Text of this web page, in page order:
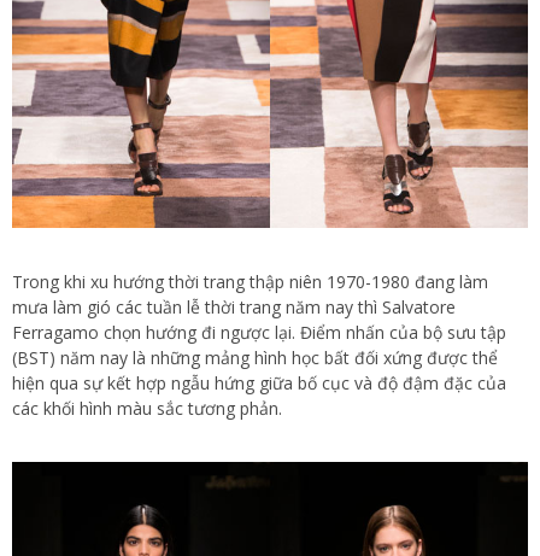
Trong khi xu hướng thời trang thập niên 1970-1980 đang làm
mưa làm gió các tuần lễ thời trang năm nay thì Salvatore
Ferragamo chọn hướng đi ngược lại. Điểm nhấn của bộ sưu tập
(BST) năm nay là những mảng hình học bất đối xứng được thể
hiện qua sự kết hợp ngẫu hứng giữa bố cục và độ đậm đặc của
các khối hình màu sắc tương phản.